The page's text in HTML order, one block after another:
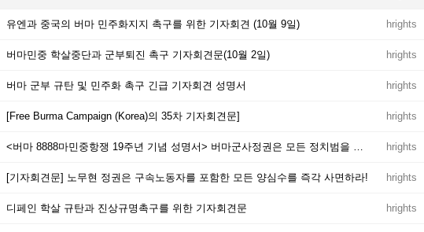
유엔과 중국의 버마 민주화지지 촉구를 위한 기자회견 (10월 9일) hrights
버마민중 학살중단과 군부퇴진 촉구 기자회견문(10월 2일) hrights
버마 군부 규탄 및 민주화 촉구 긴급 기자회견 성명서 hrights
[Free Burma Campaign (Korea)의 35차 기자회견문] hrights
<버마 8888마민중항쟁 19주년 기념 성명서> 버마군사정권은 모든 정치범을 석방하고 민주화를 위한 평화적인 노력을 다하라 hrights
[기자회견문] 노무현 정권은 구속노동자를 포함한 모든 양심수를 즉각 사면하라! hrights
디페인 학살 규탄과 진상규명촉구를 위한 기자회견문 hrights